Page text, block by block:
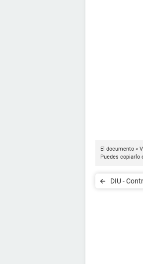
El documento «
Puedes copiarlo
DIU -